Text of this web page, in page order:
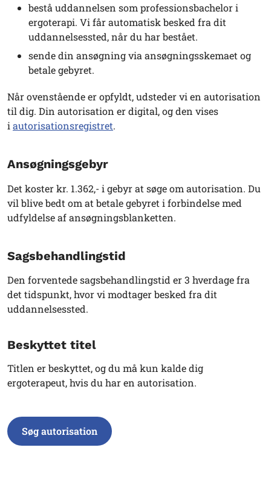
bestå uddannelsen som professionsbachelor i
ergoterapi. Vi får automatisk besked fra dit
uddannelsessted, når du har bestået.
sende din ansøgning via ansøgningsskemaet og
betale gebyret.
Når ovenstående er opfyldt, udsteder vi en autorisation
til dig. Din autorisation er digital, og den vises
iautorisationsregistret.
Ansøgningsgebyr
Det koster kr. 1.362,- i gebyr at søge om autorisation. Du
vil blive bedt om at betale gebyret i forbindelse med
udfyldelse af ansøgningsblanketten.
Sagsbehandlingstid
Den forventede sagsbehandlingstid er 3 hverdage fra
det tidspunkt, hvor vi modtager besked fra dit
uddannelsessted.
Beskyttet titel
Titlen er beskyttet, og du må kun kalde dig
ergoterapeut, hvis du har en autorisation.
Søg autorisation